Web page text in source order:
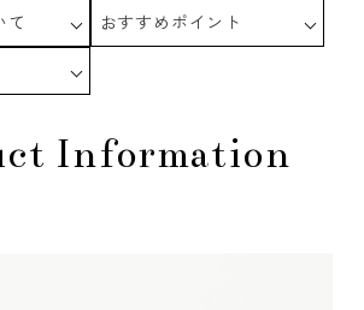
て
おすすめポイント
Information